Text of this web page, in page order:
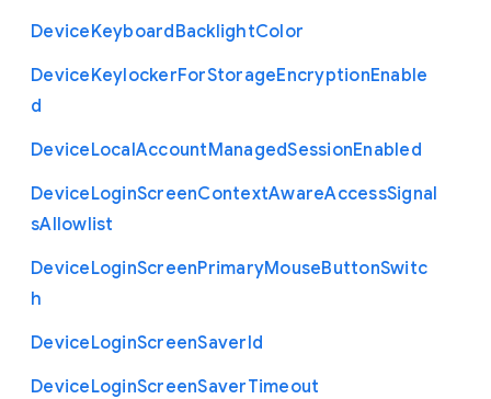
DeviceKeyboardBacklightColor
DeviceKeylockerForStorageEncryptionEnable
d
DeviceLocalAccountManagedSessionEnabled
DeviceLoginScreenContextAwareAccessSignal
sAllowlist
DeviceLoginScreenPrimaryMouseButtonSwitc
h
DeviceLoginScreenSaverId
DeviceLoginScreenSaverTimeout